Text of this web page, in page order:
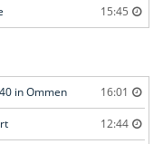
15:45
in Ommen 16:01
12:44